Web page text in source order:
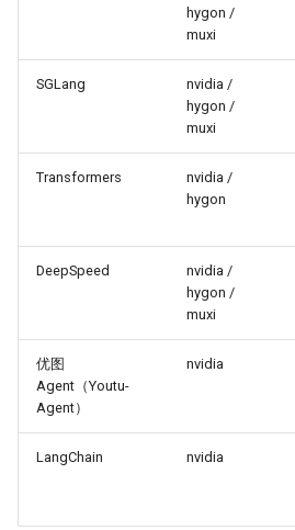
hygon /
muxi
SGLang
nvidia /
hygon /
muxi
Transformers
nvidia /
hygon
DeepSpeed
nvidia /
hygon /
muxi
优图
Agent（Youtu-
Agent）
nvidia
LangChain nvidia